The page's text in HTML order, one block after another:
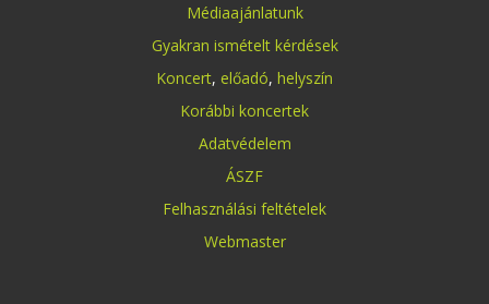
Médiaajánlatunk
Gyakran ismételt kérdések
Koncert, előadó, helyszín
Korábbi koncertek
Adatvédelem
ÁSZF
Felhasználási feltételek
Webmaster